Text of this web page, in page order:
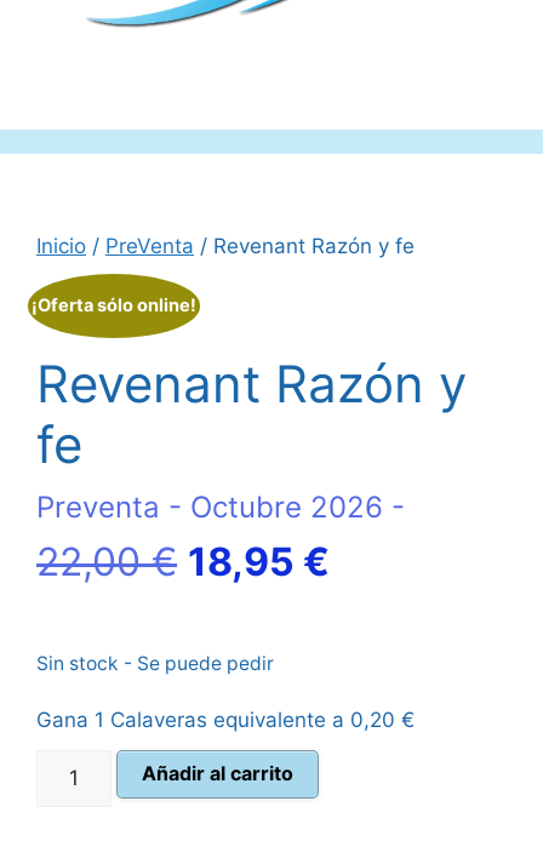
Inicio / PreVenta / Revenant Razón y fe
¡Oferta sólo online!
Revenant Razón y
fe
Preventa - Octubre 2026 -
22,00€ El
original
era:
22,00 €.
18,95 €
es:
Sin stock - Se puede pedir
Gana 1 Calaveras equivalente a 0,20 €
Revenant
Añadir al carrito